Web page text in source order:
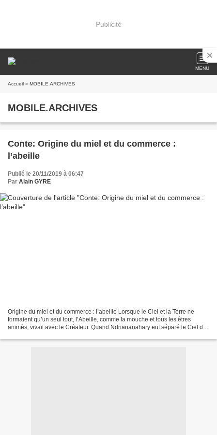
Publicité
MENU
Accueil » MOBILE.ARCHIVES
MOBILE.ARCHIVES
Conte: Origine du miel et du commerce :
l’abeille
Publié le 20/11/2019 à 06:47
Par Alain GYRE
Origine du miel et du commerce : l’abeille Lorsque le Ciel et la Terre ne
formaient qu’un seul tout, l’Abeille, comme la mouche et tous les êtres
animés, vivait avec le Créateur. Quand Ndriananahary eut séparé le Ciel de